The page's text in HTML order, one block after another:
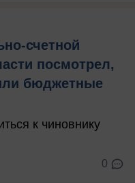
счетной
посмотрел,
бюджетные
к чиновнику
0